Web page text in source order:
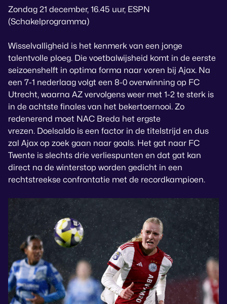
Zondag 21 december, 16.45 uur, ESPN
(Schakelprogramma)
Wisselvalligheid is het kenmerk van een jonge
talentvolle ploeg. Die voetbalwijsheid komt in de eerste
seizoenshelft in optima forma naar voren bij Ajax. Na
een 7-1 nederlaag volgt een 8-0 overwinning op FC
Utrecht, waarna AZ vervolgens weer met 1-2 te sterk is
in de achtste finales van het bekertoernooi. Zo
redenerend moet NAC Breda het ergste
vrezen. Doelsaldo is een factor in de titelstrijd en dus
zal Ajax op zoek gaan naar goals. Het gat naar FC
Twente is slechts drie verliespunten en dat gat kan
direct na de winterstop worden gedicht in een
rechtstreekse confrontatie met de recordkampioen.